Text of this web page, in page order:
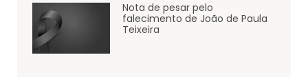
Nota de pesar pelo
falecimento de João de Paula
Teixeira